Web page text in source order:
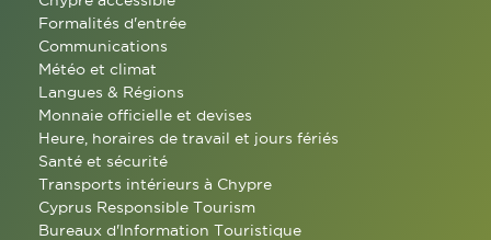
Formalités d'entrée
Communications
Météo et climat
Langues & Régions
Monnaie officielle et devises
Heure, horaires de travail et jours fériés
Santé et sécurité
Transports intérieurs à Chypre
Cyprus Responsible Tourism
Bureaux d'Information Touristique